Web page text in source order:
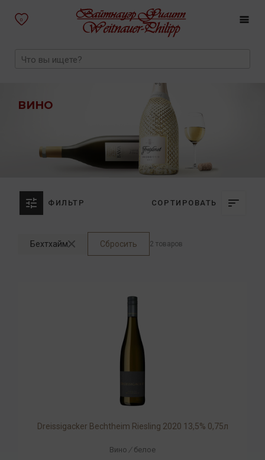
0
ВИНО
ФИЛЬТР СОРТИРОВАТЬ
Бехтхайм Сбросить 2 товаров
Dreissigacker Beсhtheim Riesling 2020 13,5% 0,75л
Вино / белое